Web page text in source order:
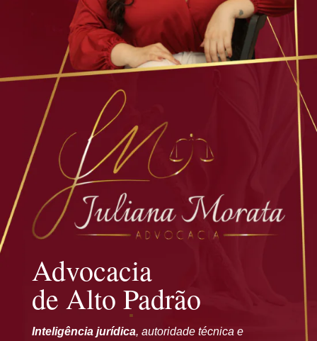
Advocacia
de Alto Padrão
Inteligência jurídica, autoridade técnica e